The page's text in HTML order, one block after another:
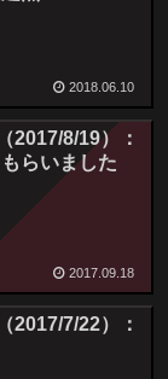
2018.06.10
2017/8/19）：
らいました
2017.09.18
2017/7/22）：